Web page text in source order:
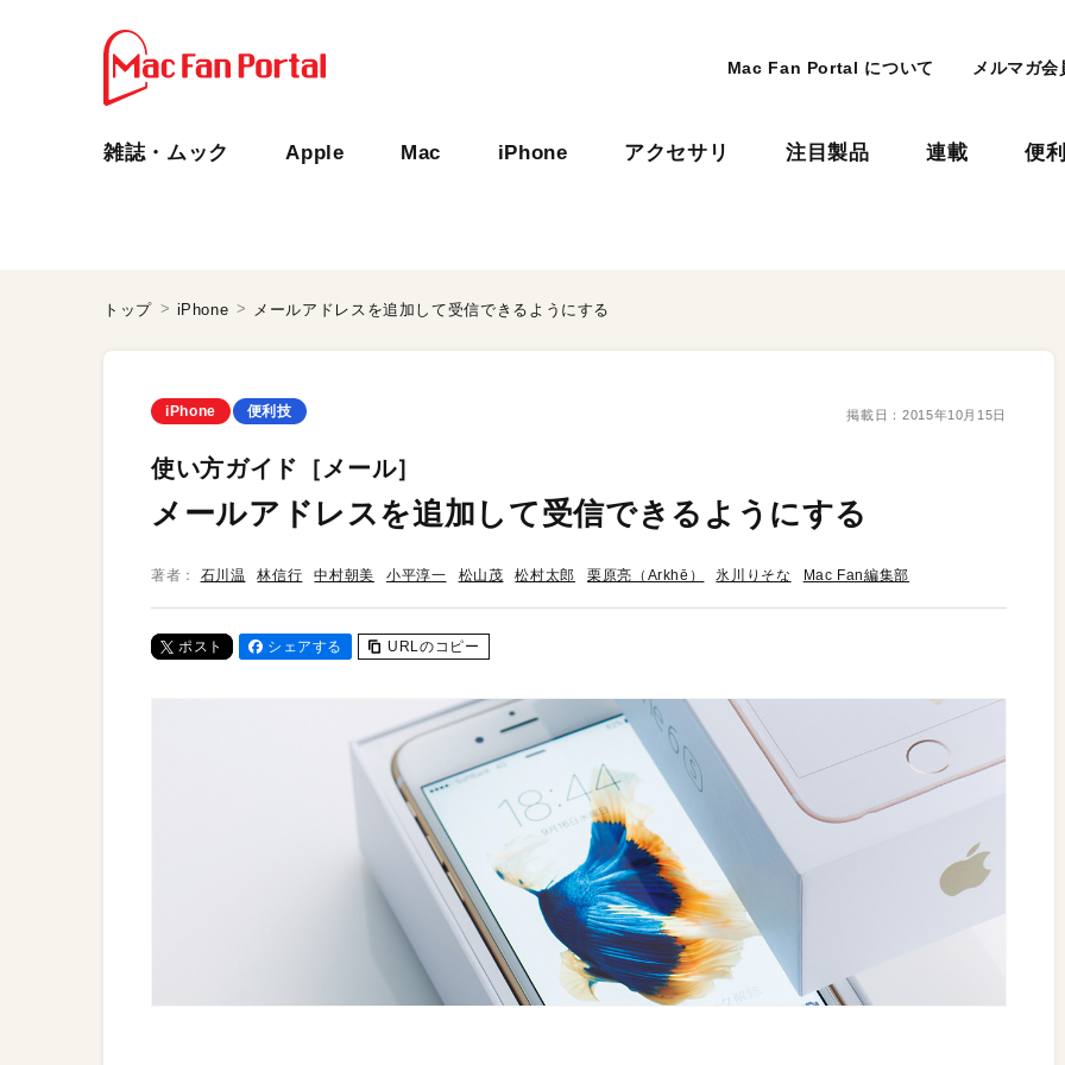
Mac Fan Portal について メルマガ会
雑誌・ムック Apple Mac iPhone アクセサリ 注目製品 連載 便
トップ iPhone メールアドレスを追加して受信できるようにする
iPhone 便利技 掲載日： 2015年10月15日
使い方ガイド［メール］
メールアドレスを追加して受信できるようにする
著者： 石川温 林信行 中村朝美 小平淳一 松山茂 松村太郎 栗原亮（Arkhē） 氷川りそな Mac Fan編集部
ポスト シェアする URLのコピー